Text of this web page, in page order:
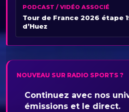
PODCAST / VIDÉO ASSOCIÉ
Tour de France 2026 étape
d’Huez
NOUVEAU SUR RADIO SPORTS ?
Continuez avec nos
émissions et le direct.